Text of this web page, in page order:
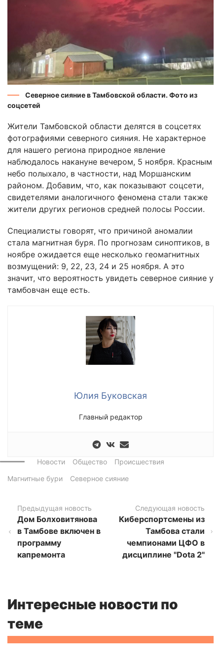
Северное сияние в Тамбовской области. Фото из
соцсетей
Жители Тамбовской области делятся в соцсетях
фотографиями северного сияния. Не характерное
для нашего региона природное явление
наблюдалось накануне вечером, 5 ноября. Красным
небо полыхало, в частности, над Моршанским
районом. Добавим, что, как показывают соцсети,
свидетелями аналогичного феномена стали также
жители других регионов средней полосы России.
Специалисты говорят, что причиной аномалии
стала магнитная буря. По прогнозам синоптиков, в
ноябре ожидается еще несколько геомагнитных
возмущений: 9, 22, 23, 24 и 25 ноября. А это
значит, что вероятность увидеть северное сияние у
тамбовчан еще есть.
Юлия Буковская
Главный редактор
Новости Общество
Происшествия
Магнитные бури
Северное сияние
Предыдущая новость
Дом Болховитянова
в Тамбове включен в
программу
капремонта
Следующая новость
Киберспортсмены из
Тамбова стали
чемпионами ЦФО в
дисциплине "Dota 2"
Интересные новости по
теме